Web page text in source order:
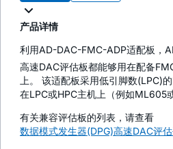
产品详情
利用AD-DAC-FMC-ADP适配板，
高速DAC评估板都能够用在配备
上。 该适配板采用低引脚数(LPC)
在LPC或HPC主机上（例如ML605
有关兼容评估板的列表，请查看
数据模式发生器(DPG)高速DAC评